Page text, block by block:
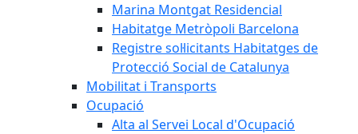
Marina Montgat Residencial
Habitatge Metròpoli Barcelona
Registre sol·licitants Habitatges de
Protecció Social de Catalunya
Mobilitat i Transports
Ocupació
Alta al Servei Local d'Ocupació